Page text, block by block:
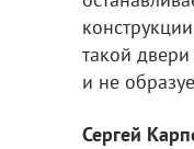
такой
и не
Сергей